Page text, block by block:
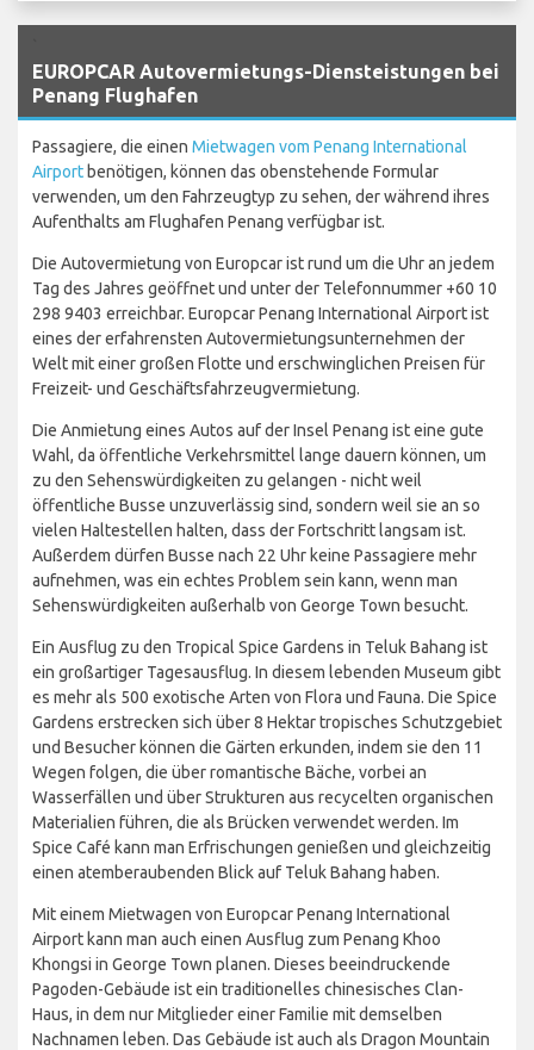
EUROPCAR Autovermietungs-Diensteistungen bei
Penang Flughafen
Passagiere, die einen Mietwagen vom Penang International
Airportbenötigen, können das obenstehende Formular
verwenden, um den Fahrzeugtyp zu sehen, der während ihres
Aufenthalts am Flughafen Penang verfügbar ist.
Die Autovermietung von Europcar ist rund um die Uhr an jedem
Tag des Jahres geöffnet und unter der Telefonnummer +60 10
298 9403 erreichbar. Europcar Penang International Airport ist
eines der erfahrensten Autovermietungsunternehmen der
Welt mit einer großen Flotte und erschwinglichen Preisen für
Freizeit- und Geschäftsfahrzeugvermietung.
Die Anmietung eines Autos auf der Insel Penang ist eine gute
Wahl, da öffentliche Verkehrsmittel lange dauern können, um
zu den Sehenswürdigkeiten zu gelangen - nicht weil
öffentliche Busse unzuverlässig sind, sondern weil sie an so
vielen Haltestellen halten, dass der Fortschritt langsam ist.
Außerdem dürfen Busse nach 22 Uhr keine Passagiere mehr
aufnehmen, was ein echtes Problem sein kann, wenn man
Sehenswürdigkeiten außerhalb von George Town besucht.
Ein Ausflug zu den Tropical Spice Gardens in Teluk Bahang ist
ein großartiger Tagesausflug. In diesem lebenden Museum gibt
es mehr als 500 exotische Arten von Flora und Fauna. Die Spice
Gardens erstrecken sich über 8 Hektar tropisches Schutzgebiet
und Besucher können die Gärten erkunden, indem sie den 11
Wegen folgen, die über romantische Bäche, vorbei an
Wasserfällen und über Strukturen aus recycelten organischen
Materialien führen, die als Brücken verwendet werden. Im
Spice Café kann man Erfrischungen genießen und gleichzeitig
einen atemberaubenden Blick auf Teluk Bahang haben.
Mit einem Mietwagen von Europcar Penang International
Airport kann man auch einen Ausflug zum Penang Khoo
Khongsi in George Town planen. Dieses beeindruckende
Pagoden-Gebäude ist ein traditionelles chinesisches Clan-
Haus, in dem nur Mitglieder einer Familie mit demselben
Nachnamen leben. Das Gebäude ist auch als Dragon Mountain